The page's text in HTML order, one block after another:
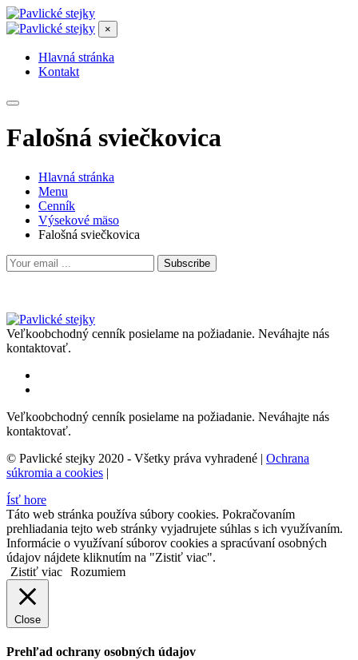
×
Hlavná stránka
Kontakt
Falošná sviečkovica
Hlavná stránka
Menu
Cenník
Výsekové mäso
Falošná sviečkovica
Subscribe
Veľkoobchodný cenník posielame na požiadanie. Neváhajte nás
kontaktovať.
Veľkoobchodný cenník posielame na požiadanie. Neváhajte nás
kontaktovať.
© Pavlické stejky 2020 - Všetky práva vyhradené | Ochrana
súkromia a cookies |
Ísť hore
Táto web stránka používa súbory cookies. Pokračovaním
prehliadania tejto web stránky vyjadrujete súhlas s ich využívaním.
Informácie o využívaní súborov cookies a spracúvaní osobných
údajov nájdete kliknutím na "Zistiť viac".
Zistiť viac Rozumiem
Close
Prehľad ochrany osobných údajov